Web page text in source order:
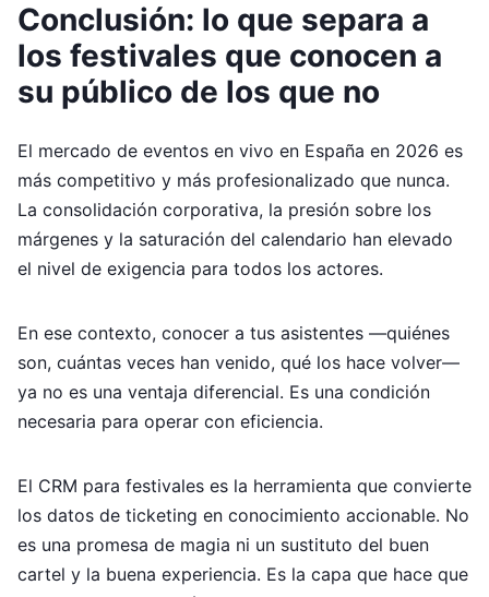
Conclusión: lo que separa a
los festivales que conocen a
su público de los que no
El mercado de eventos en vivo en España en 2026 es
más competitivo y más profesionalizado que nunca.
La consolidación corporativa, la presión sobre los
márgenes y la saturación del calendario han elevado
el nivel de exigencia para todos los actores.
En ese contexto, conocer a tus asistentes —quiénes
son, cuántas veces han venido, qué los hace volver—
ya no es una ventaja diferencial. Es una condición
necesaria para operar con eficiencia.
El CRM para festivales es la herramienta que convierte
los datos de ticketing en conocimiento accionable. No
es una promesa de magia ni un sustituto del buen
cartel y la buena experiencia. Es la capa que hace que